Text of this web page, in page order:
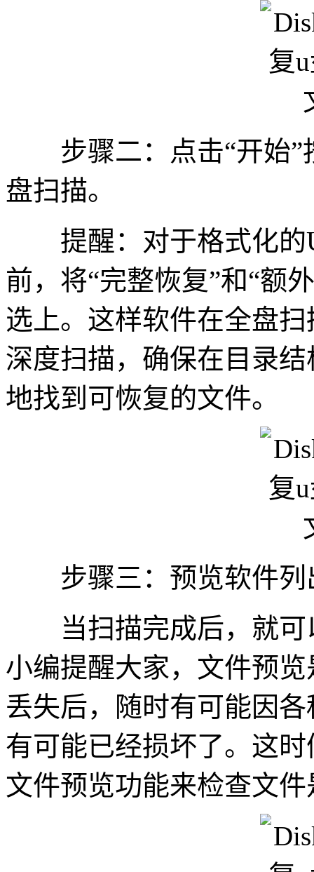
步骤二：点击“开始”
盘扫描。
提醒：对于格式化的U
前，将“完整恢复”和“额
选上。这样软件在全盘
深度扫描，确保在目录
地找到可恢复的文件。
步骤三：预览软件列
当扫描完成后，就可
小编提醒大家，文件预
丢失后，随时有可能因
有可能已经损坏了。这
文件预览功能来检查文